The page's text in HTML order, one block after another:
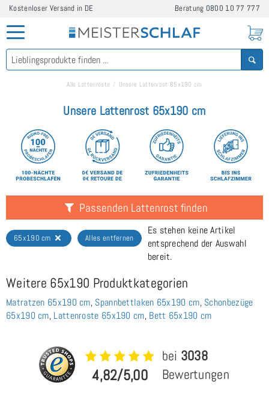
Kostenloser Versand in DE Beratung 0800 10 77 777
Alle Lattenroste Unsere Lattenrost 65x190 cm
Unsere Lattenrost 65x190 cm
Passenden Lattenrost finden
65x190 cm Alles entfernen
Es stehen keine Artikel
entsprechend der Auswahl
bereit.
Weitere 65x190 Produktkategorien
Matratzen 65x190 cm, Spannbettlaken 65x190 cm, Schonbezüge
65x190 cm, Lattenroste 65x190 cm, Bett 65x190 cm
4,82/5,00
bei 3038
Bewertungen